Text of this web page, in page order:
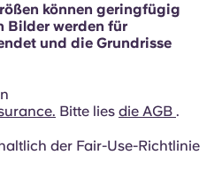
können geringfügig
Bilder werden für
und die Grundrisse
. Bitte lies die AGB .
der Fair-Use-Richtlinie